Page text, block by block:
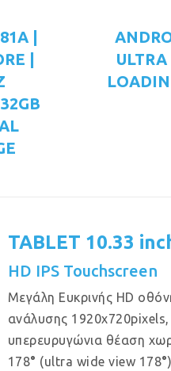
|
|
ULTRA
TABLET 10.33
HD IPS Touchscreen
Μεγάλη Eυκρινής HD
ανάλυσης 1920x720pixels,
υπερευρυγώνια θέαση
178° (ultra wide view 178°